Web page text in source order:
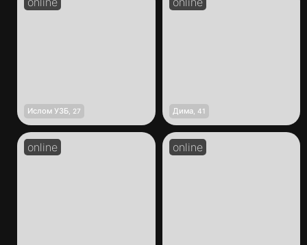
Ислом УЗБ 27 Дима, 41